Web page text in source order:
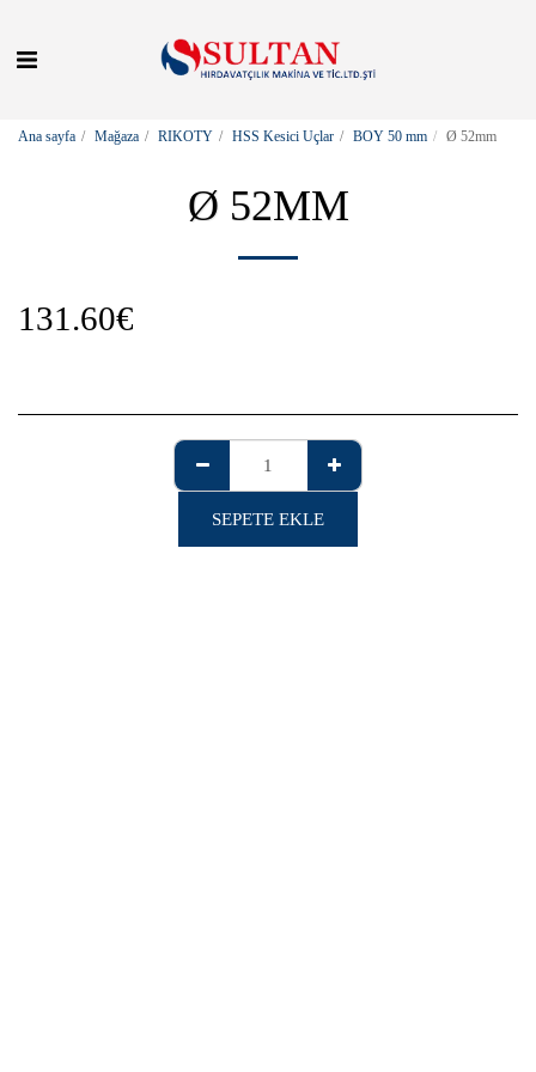
Ana sayfa Mağaza RIKOTY HSS Kesici Uçlar BOY 50 mm Ø 52mm
Ø 52MM
131.60€
SEPETE EKLE